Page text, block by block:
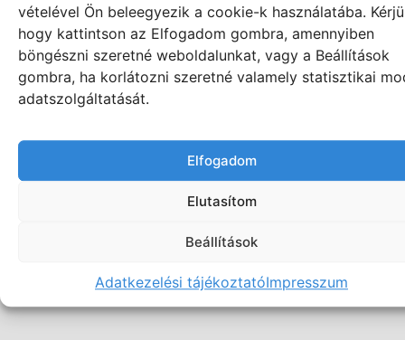
vételével Ön beleegyezik a cookie-k használatába.
hogy kattintson az Elfogadom gombra, amennyiben
böngészni szeretné weboldalunkat, vagy a Beállítások
gombra, ha korlátozni szeretné valamely statisztikai
adatszolgáltatását.
Elfogadom
Elutasítom
Beállítások
Adatkezelési tájékoztatóImpresszum
Műanyag ablakok és ajtók
cseréje
Energiatakarékos műanyag nyílászárók